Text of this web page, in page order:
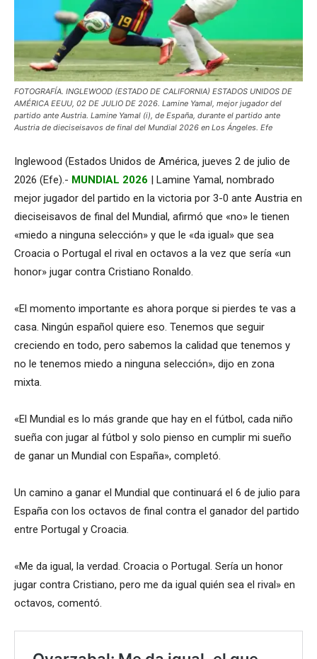
FOTOGRAFÍA. INGLEWOOD (ESTADO DE CALIFORNIA) ESTADOS UNIDOS DE
AMÉRICA EEUU, 02 DE JULIO DE 2026. Lamine Yamal, mejor jugador del
partido ante Austria. Lamine Yamal (i), de España, durante el partido ante
Austria de dieciseisavos de final del Mundial 2026 en Los Ángeles. Efe
Inglewood (Estados Unidos de América, jueves 2 de julio de
2026 (Efe).- MUNDIAL 2026 | Lamine Yamal, nombrado
mejor jugador del partido en la victoria por 3-0 ante Austria en
dieciseisavos de final del Mundial, afirmó que «no» le tienen
«miedo a ninguna selección» y que le «da igual» que sea
Croacia o Portugal el rival en octavos a la vez que sería «un
honor» jugar contra Cristiano Ronaldo.
«El momento importante es ahora porque si pierdes te vas a
casa. Ningún español quiere eso. Tenemos que seguir
creciendo en todo, pero sabemos la calidad que tenemos y
no le tenemos miedo a ninguna selección», dijo en zona
mixta.
«El Mundial es lo más grande que hay en el fútbol, cada niño
sueña con jugar al fútbol y solo pienso en cumplir mi sueño
de ganar un Mundial con España», completó.
Un camino a ganar el Mundial que continuará el 6 de julio para
España con los octavos de final contra el ganador del partido
entre Portugal y Croacia.
«Me da igual, la verdad. Croacia o Portugal. Sería un honor
jugar contra Cristiano, pero me da igual quién sea el rival» en
octavos, comentó.